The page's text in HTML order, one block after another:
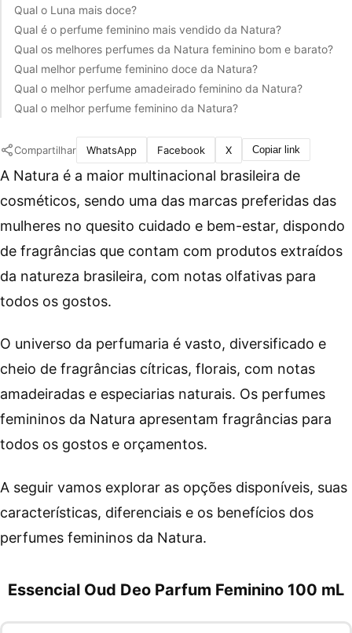
Qual o Luna mais doce?
Qual é o perfume feminino mais vendido da Natura?
Qual os melhores perfumes da Natura feminino bom e barato?
Qual melhor perfume feminino doce da Natura?
Qual o melhor perfume amadeirado feminino da Natura?
Qual o melhor perfume feminino da Natura?
Compartilhar WhatsApp Facebook X Copiar link
A Natura é a maior multinacional brasileira de
cosméticos, sendo uma das marcas preferidas das
mulheres no quesito cuidado e bem-estar, dispondo
de fragrâncias que contam com produtos extraídos
da natureza brasileira, com notas olfativas para
todos os gostos.
O universo da perfumaria é vasto, diversificado e
cheio de fragrâncias cítricas, florais, com notas
amadeiradas e especiarias naturais. Os perfumes
femininos da Natura apresentam fragrâncias para
todos os gostos e orçamentos.
A seguir vamos explorar as opções disponíveis, suas
características, diferenciais e os benefícios dos
perfumes femininos da Natura.
Essencial Oud Deo Parfum Feminino 100 mL